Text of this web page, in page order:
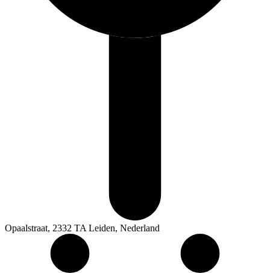
Opaalstraat, 2332 TA Leiden, Nederland